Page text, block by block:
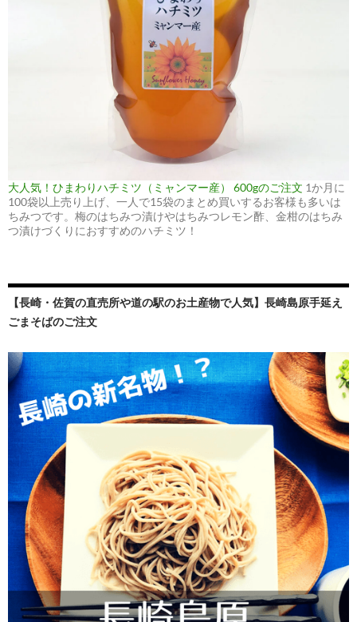
大人気！ひまわりハチミツ（ミャンマー産） 600gのご注文 1か月に
100袋以上売り上げ、一人で15袋のまとめ買いするお客様も多いは
ちみつです。梅のはちみつ漬けやはちみつレモン酢、金柑のはちみ
つ漬けづくりにおすすめのハチミツ！
【長崎・佐賀の直売所や道の駅のお土産物で人気】長崎島原手延え
ごまそばのご注文